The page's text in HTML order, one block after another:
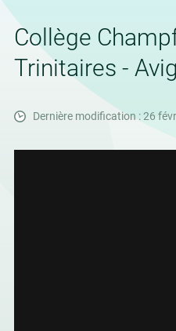
Collège
Trinitaires -
Dernière modification : 26